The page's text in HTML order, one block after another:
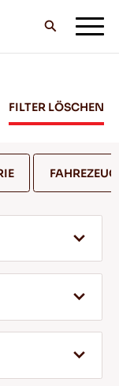
FILTER LÖSCHEN